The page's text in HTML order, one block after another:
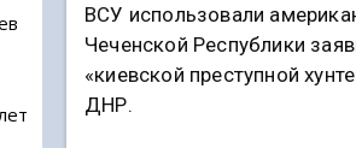
ВСУ использовали
Чеченской Республики
«киевской преступной
ДНР.